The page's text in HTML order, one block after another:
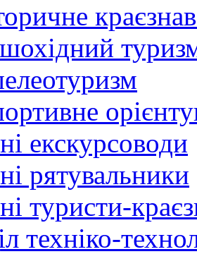
екскурсоводи
рятувальники
туристи-
техніко-